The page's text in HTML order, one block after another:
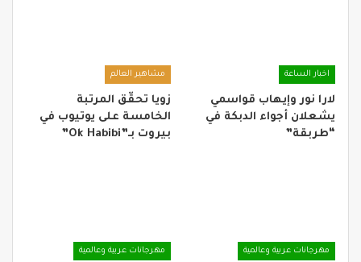
اخبار الساعة
لارا نور وإيهاب قواسمي
يشعلان أجواء الدبكة في
“طربقة”
مشاهير العالم
زويا تحقّق المرتبة
الخامسة على يوتيوب في
بيروت بـ”Ok Habibi”
مهرجانات عربية وعالمية مهرجانات عربية وعالمية